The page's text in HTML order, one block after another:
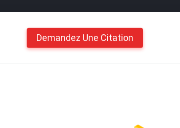
Demandez Une Citation